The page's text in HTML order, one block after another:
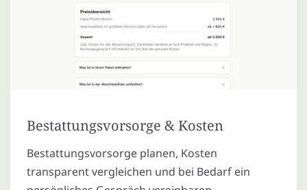
Bestattungsvorsorge & Kosten
Bestattungsvorsorge planen, Kosten
transparent vergleichen und bei Bedarf ein